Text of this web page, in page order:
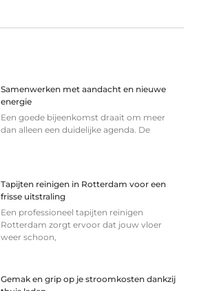
Samenwerken met aandacht en nieuwe
energie
Een goede bijeenkomst draait om meer
dan alleen een duidelijke agenda. De
Tapijten reinigen in Rotterdam voor een
frisse uitstraling
Een professioneel tapijten reinigen
Rotterdam zorgt ervoor dat jouw vloer
weer schoon,
Gemak en grip op je stroomkosten dankzij